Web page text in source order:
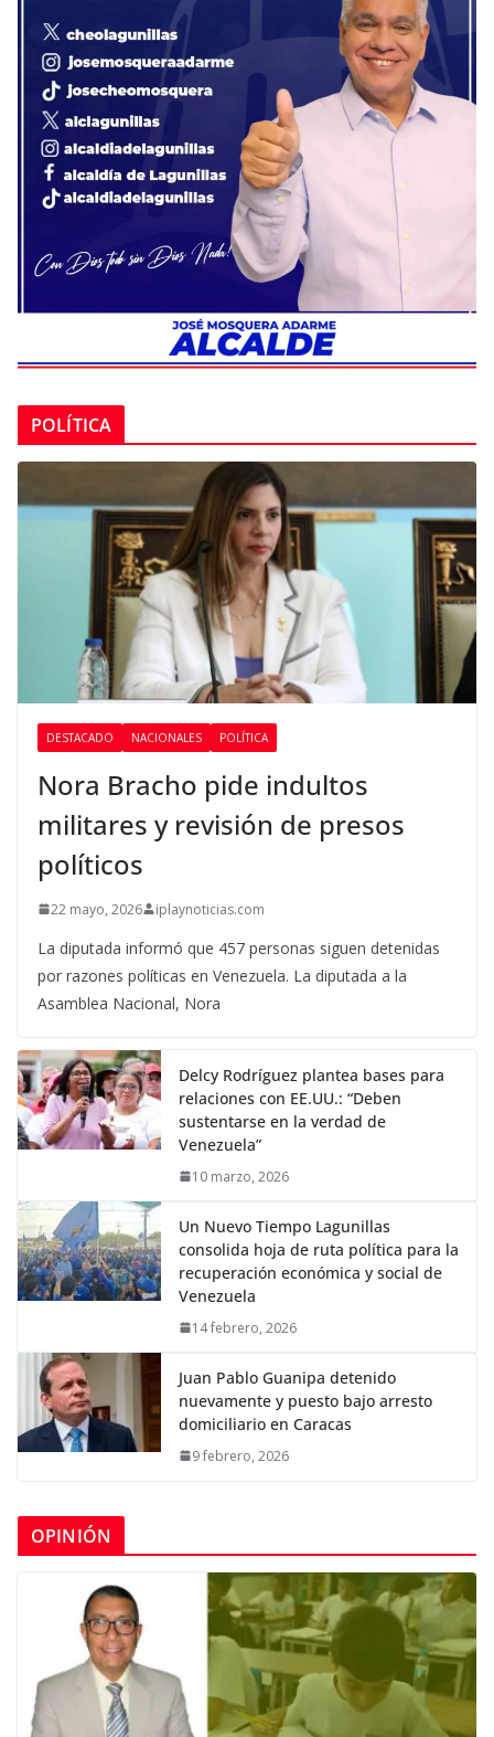
POLÍTICA
DESTACADO NACIONALES POLÍTICA
Nora Bracho pide indultos
militares y revisión de presos
políticos
22 mayo, 2026 iplaynoticias.com
La diputada informó que 457 personas siguen detenidas
por razones políticas en Venezuela. La diputada a la
Asamblea Nacional, Nora
Delcy Rodríguez plantea bases para
relaciones con EE.UU.: “Deben
sustentarse en la verdad de
Venezuela”
10 marzo, 2026
Un Nuevo Tiempo Lagunillas
consolida hoja de ruta política para la
recuperación económica y social de
Venezuela
14 febrero, 2026
Juan Pablo Guanipa detenido
nuevamente y puesto bajo arresto
domiciliario en Caracas
9 febrero, 2026
OPINIÓN